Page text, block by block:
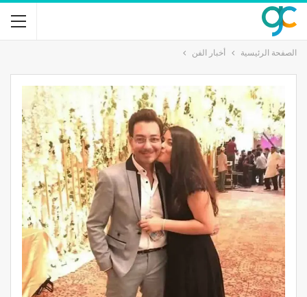
الصفحة الرئيسية أخبار الفن